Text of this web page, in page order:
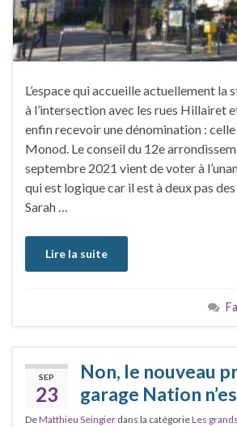
L’espace qui accueille actuellement
à l’intersection avec les rues Hillairet
enfin recevoir une dénomination : celle
Monod. Le conseil du 12e
septembre 2021 vient de voter à
qui est logique car il est à deux pas
Sarah …
Lire la suite
SEP
23
Non, le nouveau
garage Nation
DeMatthieu Seingier dans la catégorieLes